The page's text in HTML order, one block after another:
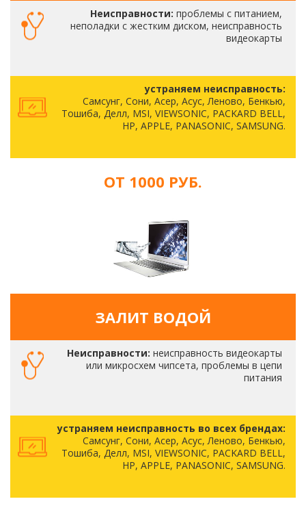
Неисправности: проблемы с питанием,
неполадки с жестким диском, неисправность
видеокарты
устраняем неисправность:
Самсунг, Сони, Асер, Асус, Леново, Бенкью,
Тошиба, Делл, MSI, VIEWSONIC, PACKARD BELL,
HP, APPLE, PANASONIC, SAMSUNG.
ОТ 1000 РУБ.
ЗАЛИТ ВОДОЙ
Неисправности: неисправность видеокарты
или микросхем чипсета, проблемы в цепи
питания
устраняем неисправность во всех брендах:
Самсунг, Сони, Асер, Асус, Леново, Бенкью,
Тошиба, Делл, MSI, VIEWSONIC, PACKARD BELL,
HP, APPLE, PANASONIC, SAMSUNG.